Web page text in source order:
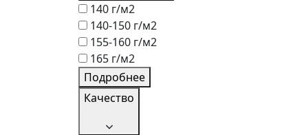
140 г/м2
140-150 г/м2
155-160 г/м2
165 г/м2
Подробнее
Качество